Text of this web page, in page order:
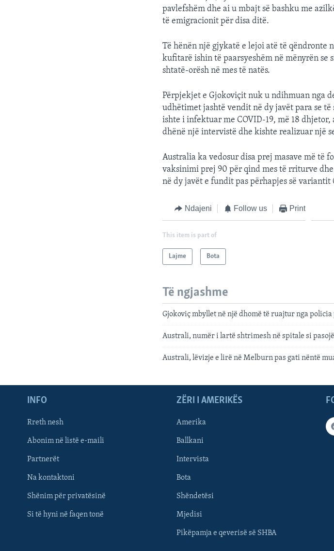
FOLLOW US
pavlefshëm dhe ai u mbajt së bashku me
të emigracionit për disa ditë.
Të hënën një gjykatë e lejoi atë të qëndronte
kufitarë ishin të paarsyeshëm në mënyrën
shtatë-orësh në mes të natës.
Përpjekjet e Gjokoviçit nuk u ndihmuan nga
udhëtimet jashtë vendit në dy javët para se
ishte i infektuar me COVID-19, më 18
dhënë një intervistë dhe kishte realizuar një
Australia ka vedosur disa prej masave më të
vaksinimi prej 90 për qind mes të rriturve
në dy javët e fundit pas përhapjes së variantit
Ndajeni Follow us Print
This item is part of
Lajme Bota
Të ngjashme
Gjokoviç mbyllet në një dhomë të ruajtur nga
Australi, numër i lartë shtrimesh në spitale si
Australi, lëvizje e lirë në Melburn pas gati nëntë
INFO
Rreth nesh
Abonim në listë e-maili
Partnerët
Na kontaktoni
Shënim për privatësinë
Si të hyni në faqen tonë
ZËRI I AMERIKËS
Amerika
Ballkani
Intervista
Bota
Shëndetësi
Mjedisi
Pikëpamja e qeverisë së SHBA